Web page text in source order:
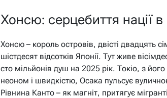
Хонсю: серцебиття нації в
Хонсю – король островів, двісті двадцять
шістдесят відсотків Японії. Тут живе
сто мільйонів душ на 2025 рік. Токіо, з
неоном і швидкістю, Осака пульсує
Рівнина Канто – як магніт, притягує